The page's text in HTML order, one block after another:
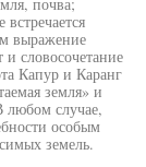
выражение
словосочетание
Капур и Каранг
земля» и
любом случае,
особым
земель.